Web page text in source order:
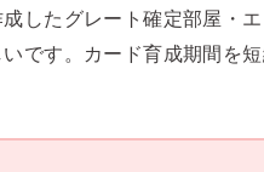
したグレート確定部屋・
です。カード育成期間を